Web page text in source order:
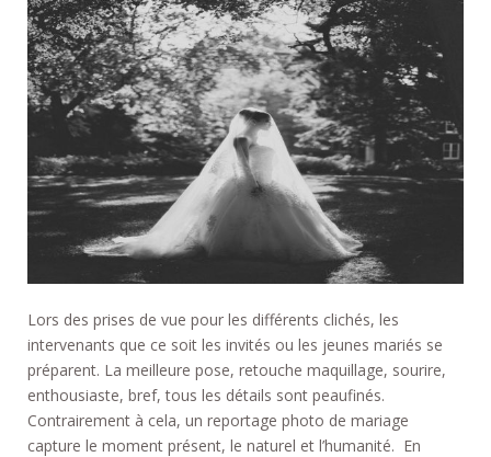
Lors des prises de vue pour les différents clichés, les
intervenants que ce soit les invités ou les jeunes mariés se
préparent. La meilleure pose, retouche maquillage, sourire,
enthousiaste, bref, tous les détails sont peaufinés.
Contrairement à cela, un reportage photo de mariage
capture le moment présent, le naturel et l’humanité. En